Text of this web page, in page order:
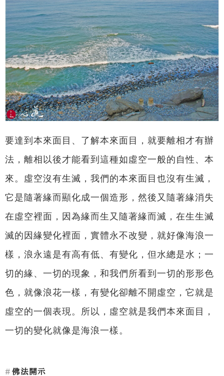
要達到本來面目、了解本來面目，就要離相才有辦
法，離相以後才能看到這種如虛空一般的自性、本
來。虛空沒有生滅，我們的本來面目也沒有生滅，
它是隨著緣而顯化成一個造形，然後又隨著緣消失
在虛空裡面，因為緣而生又隨著緣而滅，在生生滅
滅的因緣變化裡面，實體永不改變，就好像海浪一
樣，浪永遠是有高有低、有變化，但水總是水；一
切的緣、一切的現象，和我們所看到一切的形形色
色，就像浪花一樣，有變化卻離不開虛空，它就是
虛空的一個表現。所以，虛空就是我們本來面目，
一切的變化就像是海浪一樣。
佛法開示